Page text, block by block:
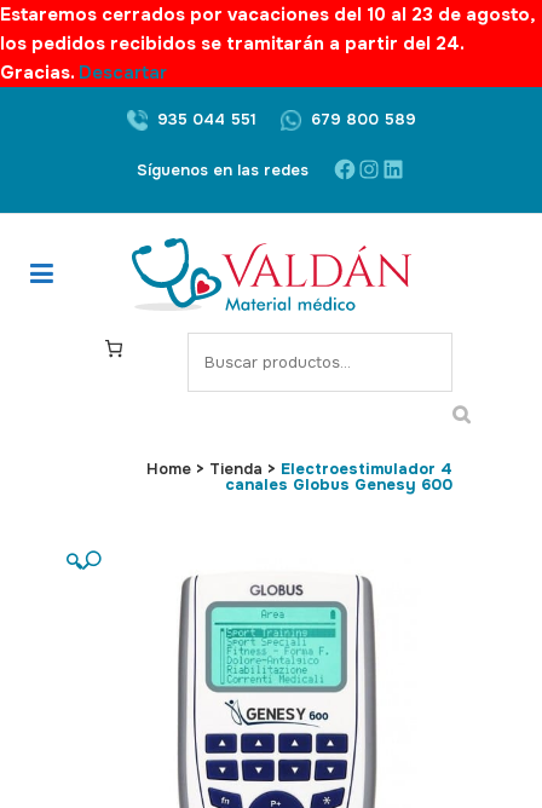
Estaremos cerrados por vacaciones del 10 al 23 de agosto,
los pedidos recibidos se tramitarán a partir del 24.
Gracias. Descartar
935 044 551 679 800 589
Síguenos en las redes Facebook
Instagram
LinkedIn
S
e
c
Home > Tienda > Electroestimulador 4
canales Globus Genesy 600
🔍